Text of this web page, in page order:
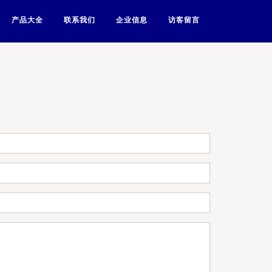
产品大全 联系我们 企业信息 访客留言